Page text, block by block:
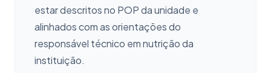
estar descritos no POP da unidade e
alinhados com as orientações do
responsável técnico em nutrição da
instituição.